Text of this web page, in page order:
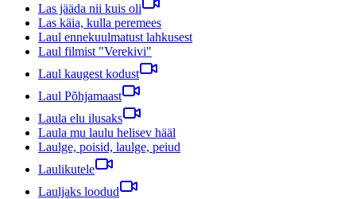
Las jääda nii kuis oli
Las käia, kulla peremees
Laul ennekuulmatust lahkusest
Laul filmist "Verekivi"
Laul kaugest kodust
Laul Põhjamaast
Laula elu ilusaks
Laula mu laulu helisev hääl
Laulge, poisid, laulge, peiud
Laulikutele
Lauljaks loodud